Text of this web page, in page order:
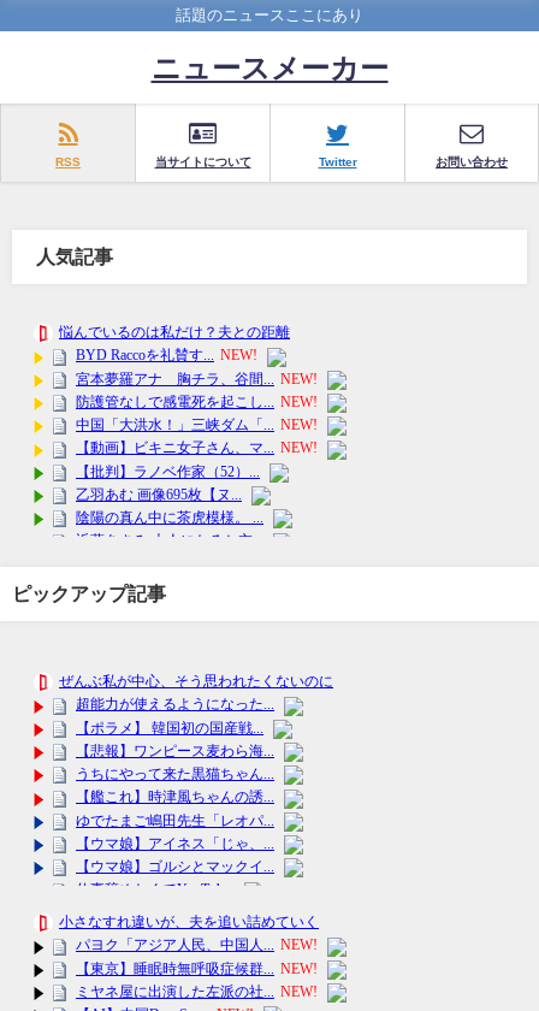
話題のニュースここにあり
ニュースメーカー
RSS 当サイトについて Twitter お問い合わせ
人気記事
ピックアップ記事